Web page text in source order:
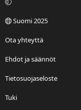
Suomi 2025
Ota yhteyttä
Ehdot ja säännöt
Tietosuojaseloste
Tuki